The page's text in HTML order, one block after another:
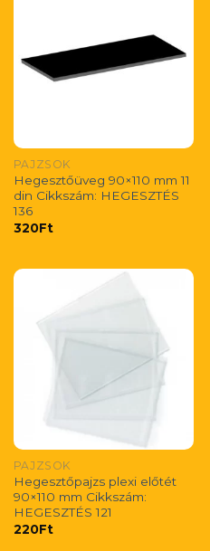
PAJZSOK
Hegesztőüveg 90×110 mm 11
din Cikkszám: HEGESZTÉS
136
320Ft
PAJZSOK
Hegesztőpajzs plexi előtét
90×110 mm Cikkszám:
HEGESZTÉS 121
220Ft